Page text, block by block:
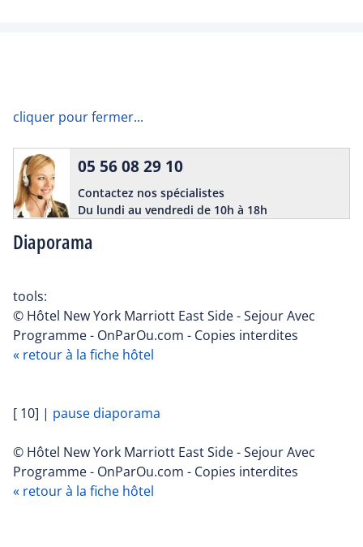
cliquer pour fermer...
Diaporama
05 56 08 29 10
Contactez nos spécialistes
Du lundi au vendredi de 10h à 18h
tools:
© Hôtel New York Marriott East Side - Sejour Avec
Programme - OnParOu.com - Copies interdites
« retour à la fiche hôtel
[ 10] | pause diaporama
© Hôtel New York Marriott East Side - Sejour Avec
Programme - OnParOu.com - Copies interdites
« retour à la fiche hôtel